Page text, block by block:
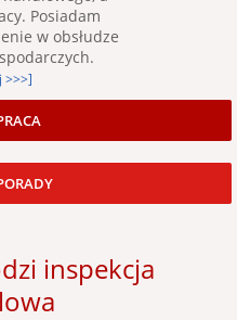
Posiadam
w obsłudze
>>>]
inspekcja